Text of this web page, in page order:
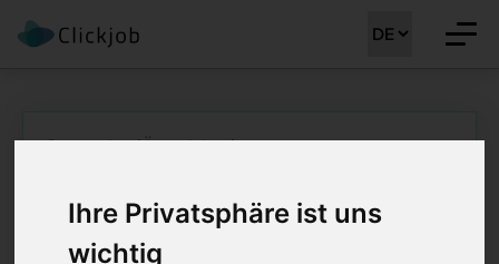
Ihre Privatsphäre ist uns
wichtig
Startseite/Ärztejobs/
Facharzt FMH für